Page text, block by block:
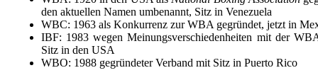
den aktuellen Namen umbenannt, Sitz in Venezuela
WBC: 1963 als Konkurrenz zur WBA gegründet, jetzt in
IBF: 1983 wegen Meinungsverschiedenheiten mit der
Sitz in den USA
WBO: 1988 gegründeter Verband mit Sitz in Puerto Rico